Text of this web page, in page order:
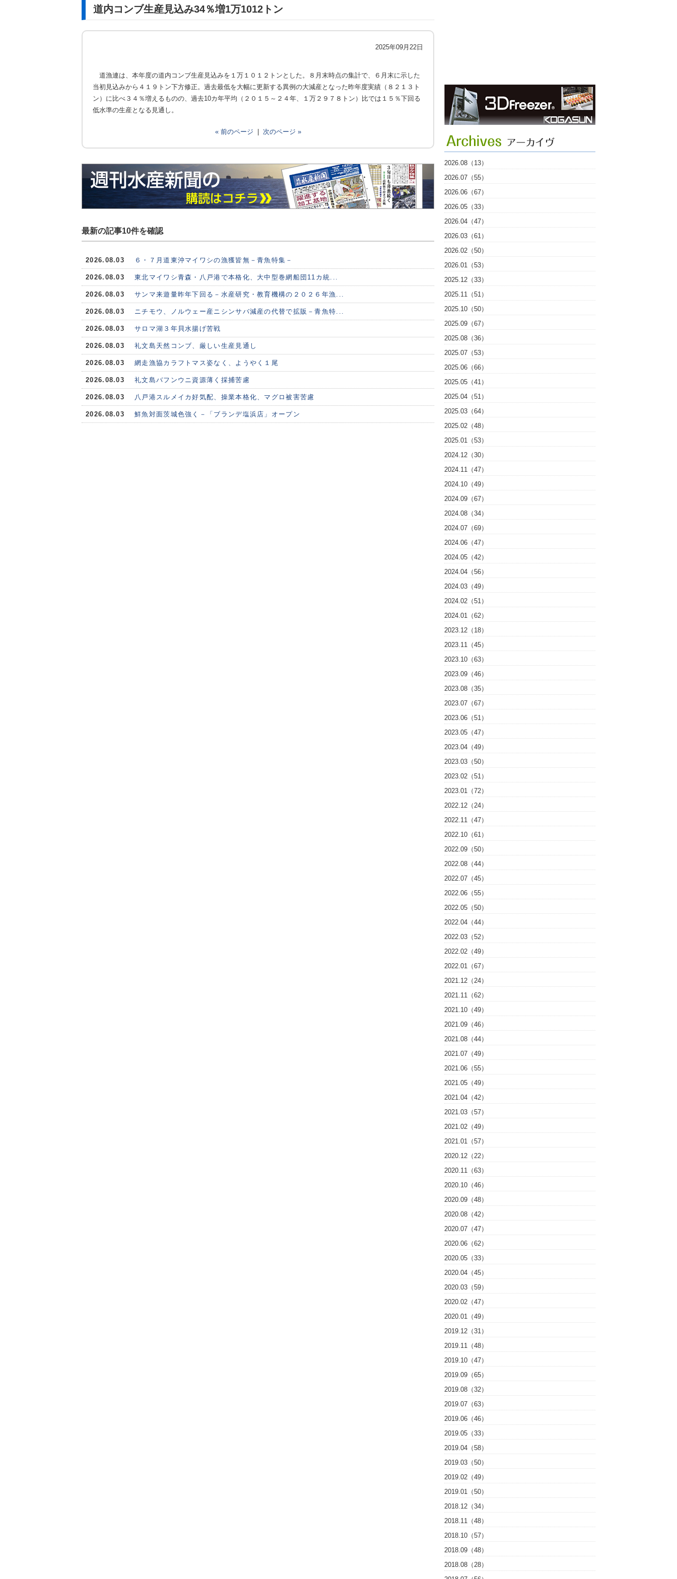
道内コンブ生産見込み34％増1万1012トン
2025年09月22日
道漁連は、本年度の道内コンブ生産見込みを１万１０１２トンとした。８月末時点の集計で、６月末に示した
当初見込みから４１９トン下方修正。過去最低を大幅に更新する異例の大減産となった昨年度実績（８２１３ト
ン）に比べ３４％増えるものの、過去10カ年平均（２０１５～２４年、１万２９７８トン）比では１５％下回る
低水準の生産となる見通し。
« 前のページ 次のページ »
最新の記事10件を確認
2026.08.03 ６・７月道東沖マイワシの漁獲皆無－青魚特集－
2026.08.03 東北マイワシ青森・八戸港で本格化、大中型巻網船団11カ統...
2026.08.03 サンマ来遊量昨年下回る－水産研究・教育機構の２０２６年漁...
2026.08.03 ニチモウ、ノルウェー産ニシンサバ減産の代替で拡販－青魚特...
2026.08.03 サロマ湖３年貝水揚げ苦戦
2026.08.03 礼文島天然コンブ、厳しい生産見通し
2026.08.03 網走漁協カラフトマス姿なく、ようやく１尾
2026.08.03 礼文島バフンウニ資源薄く採捕苦慮
2026.08.03 八戸港スルメイカ好気配、操業本格化、マグロ被害苦慮
2026.08.03 鮮魚対面茨城色強く－「ブランデ塩浜店」オープン
2026.08（13）
2026.07（55）
2026.06（67）
2026.05（33）
2026.04（47）
2026.03（61）
2026.02（50）
2026.01（53）
2025.12（33）
2025.11（51）
2025.10（50）
2025.09（67）
2025.08（36）
2025.07（53）
2025.06（66）
2025.05（41）
2025.04（51）
2025.03（64）
2025.02（48）
2025.01（53）
2024.12（30）
2024.11（47）
2024.10（49）
2024.09（67）
2024.08（34）
2024.07（69）
2024.06（47）
2024.05（42）
2024.04（56）
2024.03（49）
2024.02（51）
2024.01（62）
2023.12（18）
2023.11（45）
2023.10（63）
2023.09（46）
2023.08（35）
2023.07（67）
2023.06（51）
2023.05（47）
2023.04（49）
2023.03（50）
2023.02（51）
2023.01（72）
2022.12（24）
2022.11（47）
2022.10（61）
2022.09（50）
2022.08（44）
2022.07（45）
2022.06（55）
2022.05（50）
2022.04（44）
2022.03（52）
2022.02（49）
2022.01（67）
2021.12（24）
2021.11（62）
2021.10（49）
2021.09（46）
2021.08（44）
2021.07（49）
2021.06（55）
2021.05（49）
2021.04（42）
2021.03（57）
2021.02（49）
2021.01（57）
2020.12（22）
2020.11（63）
2020.10（46）
2020.09（48）
2020.08（42）
2020.07（47）
2020.06（62）
2020.05（33）
2020.04（45）
2020.03（59）
2020.02（47）
2020.01（49）
2019.12（31）
2019.11（48）
2019.10（47）
2019.09（65）
2019.08（32）
2019.07（63）
2019.06（46）
2019.05（33）
2019.04（58）
2019.03（50）
2019.02（49）
2019.01（50）
2018.12（34）
2018.11（48）
2018.10（57）
2018.09（48）
2018.08（28）